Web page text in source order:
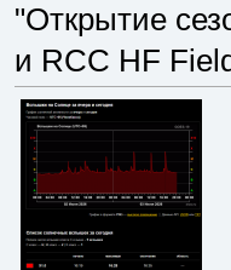
"Открытие
и RCC HF